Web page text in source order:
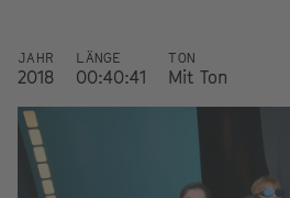
JAHR
2018
LÄNGE
00:40:41
TON
Mit Ton